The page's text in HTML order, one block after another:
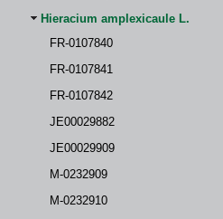
Hieracium amplexicaule L.
FR-0107840
FR-0107841
FR-0107842
JE00029882
JE00029909
M-0232909
M-0232910